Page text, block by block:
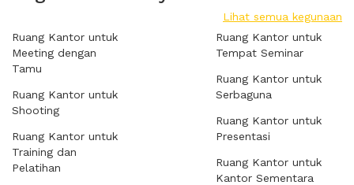
Lihat semua kegunaan
Ruang Kantor untuk
Meeting dengan
Tamu
Ruang Kantor untuk
Shooting
Ruang Kantor untuk
Training dan
Pelatihan
Ruang Kantor untuk
Tempat Seminar
Ruang Kantor untuk
Serbaguna
Ruang Kantor untuk
Presentasi
Ruang Kantor untuk
Kantor Sementara